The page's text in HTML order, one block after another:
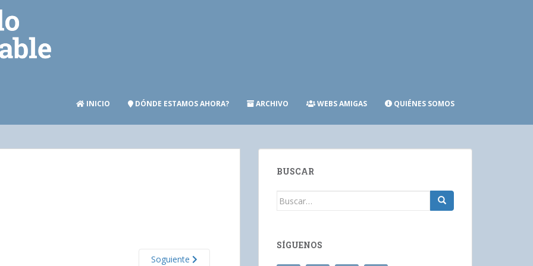
INICIO DÓNDE ESTAMOS AHORA? ARCHIVO WEBS AMIGAS QUIÉNES SOMOS
Soguiente
BUSCAR
Buscar:
SÍGUENOS